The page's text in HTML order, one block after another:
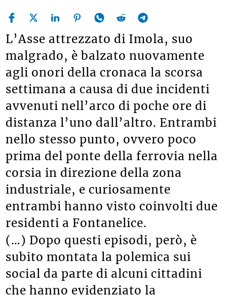
L’Asse attrezzato di Imola, suo
malgrado, è balzato nuovamente
agli onori della cronaca la scorsa
settimana a causa di due incidenti
avvenuti nell’arco di poche ore di
distanza l’uno dall’altro. Entrambi
nello stesso punto, ovvero poco
prima del ponte della ferrovia nella
corsia in direzione della zona
industriale, e curiosamente
entrambi hanno visto coinvolti due
residenti a Fontanelice.
(…) Dopo questi episodi, però, è
subito montata la polemica sui
social da parte di alcuni cittadini
che hanno evidenziato la